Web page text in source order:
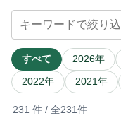
すべて 2026年
2022年 2021年
231 件 / 全231件